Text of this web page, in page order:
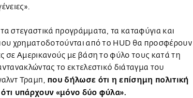
στεγαστικά προγράμματα, τα καταφύγια και
χρηματοδοτούνται από το HUD θα προσφέρουν
σε Αμερικανούς με βάση το φύλο τους κατά τη
το εκτελεστικό διάταγμα του
Τραμπ, που δήλωσε ότι η επίσημη πολιτική
υπάρχουν «μόνο δύο φύλα».